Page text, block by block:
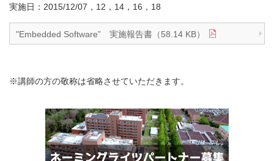
実施日：2015/12/07，12，14，16，18
"Embedded Software” 実施報告書（58.14 KB）
※講師の方の敬称は省略させていただきます。